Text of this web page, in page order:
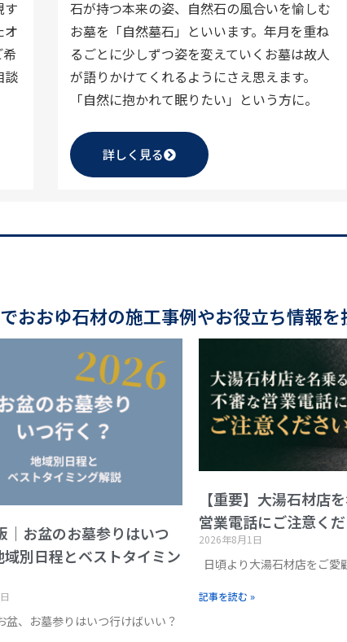
す
オ
談
石が持つ本来の姿、自然石の風合いを愉しむ
お墓を「自然墓石」といいます。年月を重ね
るごとに少しずつ姿を変えていくお墓は故人
が語りかけてくれるようにさえ思えます。
「自然に抱かれて眠りたい」という方に。
詳しく見る
おおゆ石材の施工事例やお役立ち情報を
｜お盆のお墓参りはいつ
別日程とベストタイミン
盆、お墓参りはいつ行けばいい？
【重要】大湯石材店
営業電話にご注意く
2026年8月1日
日頃より大湯石材店をご愛
記事を読む »